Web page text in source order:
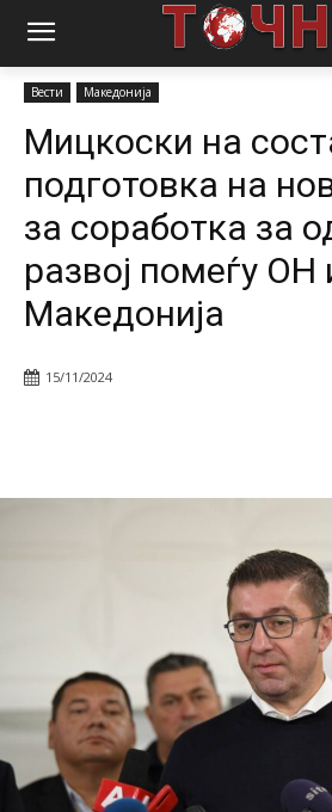
Почетна
Мицкоски на состанок
Вести Македонија
Мицкоски на
подготовка на
за соработка за
развој помеѓу ОН
Македонија
15/11/2024